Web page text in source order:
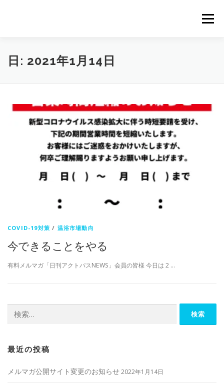
メニュー
｜HOME｜ 緊急無料公開記事
日: 2021年1月14日
COVID-19対策 / 温浴市場動向
今できることをやる
有料メルマガ「日刊アクトパスNEWS」会員の皆様 今日は 2 …
索:
最近の投稿
メルマガ公開サイト変更のお知らせ2022年1月14日